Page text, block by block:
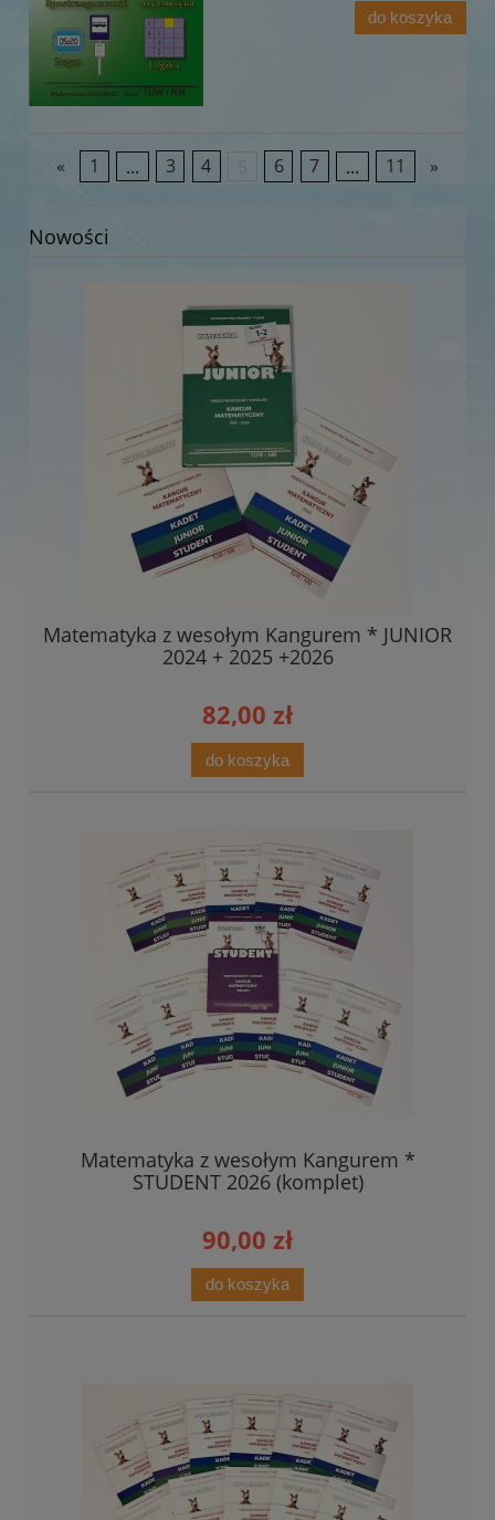
do koszyka
« 1 ... 3 4 6 7 ... 11 »
Nowości
Matematyka z wesołym Kangurem * JUNIOR
2024 + 2025 +2026
82,00 zł
do koszyka
Matematyka z wesołym Kangurem *
STUDENT 2026 (komplet)
90,00 zł
do koszyka